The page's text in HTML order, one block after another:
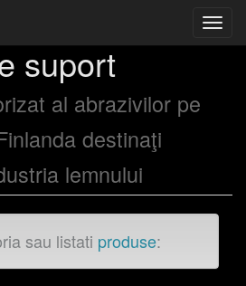
suport
al abrazivilor pe
destinaţi
lemnului
sau listati produse: